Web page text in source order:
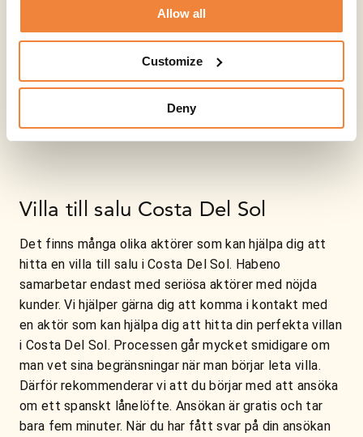
Allow all
Customize
Deny
Villa till salu Costa Del Sol
Det finns många olika aktörer som kan hjälpa dig att
hitta en villa till salu i Costa Del Sol. Habeno
samarbetar endast med seriösa aktörer med nöjda
kunder. Vi hjälper gärna dig att komma i kontakt med
en aktör som kan hjälpa dig att hitta din perfekta villan
i Costa Del Sol. Processen går mycket smidigare om
man vet sina begränsningar när man börjar leta villa.
Därför rekommenderar vi att du börjar med att ansöka
om ett spanskt lånelöfte. Ansökan är gratis och tar
bara fem minuter. När du har fått svar på din ansökan